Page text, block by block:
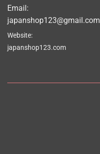
Email:
japanshop123@gmail.com
Website:
japanshop123.com